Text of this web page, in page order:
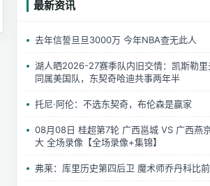
最新资讯
去年信誓旦旦3000万 今年NBA查无此人
湖人晒2026-27赛季队内旧交情：凯斯勒里
同属美国队，东契奇哈迪共事两年半
托尼·阿伦：不选东契奇，布伦森是赢家
08月08日 桂超第7轮 广西邕城 VS 广西燕
大 全场录像【全场录像+集锦】
弗莱：库里历史第四后卫 魔术师乔丹科比